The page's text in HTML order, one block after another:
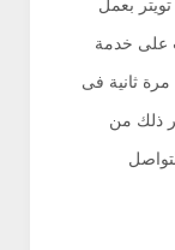
بعمل
على خدمة
ثانية فى
ذلك من